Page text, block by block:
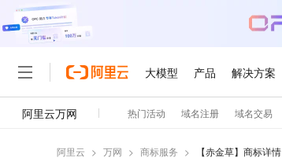
阿里云 > 万网 > 商标服务 > 【赤金草】商标详情